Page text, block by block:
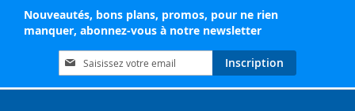
Nouveautés, bons plans, promos, pour ne rien
manquer, abonnez-vous à notre newsletter
Inscription
à
notre
Inscription